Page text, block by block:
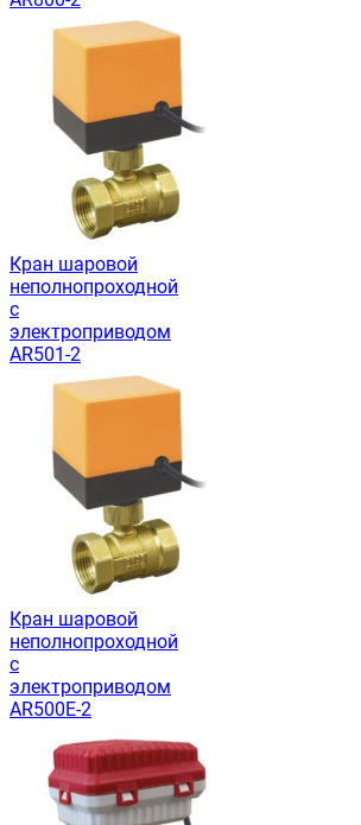
Кран шаровой
неполнопроходной
с
электроприводом
AR501-2
Кран шаровой
неполнопроходной
с
электроприводом
AR500E-2